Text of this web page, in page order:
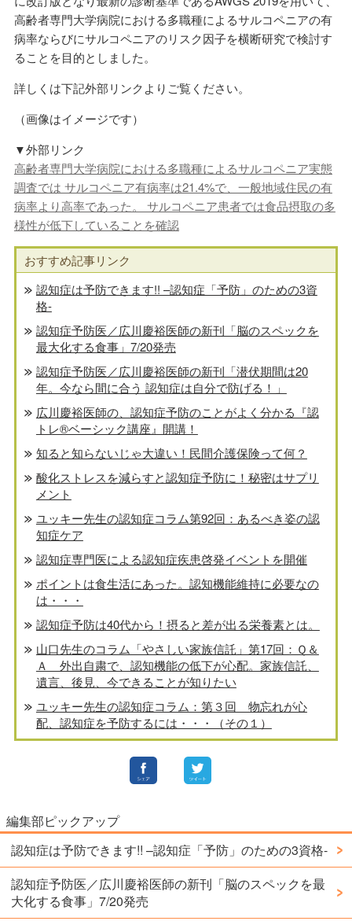
高齢者専門大学病院における多職種によるサルコペニアの有
病率ならびにサルコペニアのリスク因子を横断研究で検討す
ることを目的としました。
詳しくは下記外部リンクよりご覧ください。
（画像はイメージです）
▼外部リンク
高齢者専門大学病院における多職種によるサルコペニア実態
調査では サルコペニア有病率は21.4%で、一般地域住民の有
病率より高率であった。 サルコペニア患者では食品摂取の多
様性が低下していることを確認
おすすめ記事リンク
認知症は予防できます!! –認知症「予防」のための3資
格-
認知症予防医／広川慶裕医師の新刊「脳のスペックを
最大化する食事」7/20発売
認知症予防医／広川慶裕医師の新刊「潜伏期間は20
年。今なら間に合う 認知症は自分で防げる！」
広川慶裕医師の、認知症予防のことがよく分かる『認
トレ®️ベーシック講座』開講！
知ると知らないじゃ大違い！民間介護保険って何？
酸化ストレスを減らすと認知症予防に！秘密はサプリ
メント
ユッキー先生の認知症コラム第92回：あるべき姿の認
知症ケア
認知症専門医による認知症疾患啓発イベントを開催
ポイントは食生活にあった。認知機能維持に必要なの
は・・・
認知症予防は40代から！摂ると差が出る栄養素とは。
山口先生のコラム「やさしい家族信託」第17回：Ｑ＆
Ａ 外出自粛で、認知機能の低下が心配。家族信託、
遺言、後見、今できることが知りたい
ユッキー先生の認知症コラム：第３回 物忘れが心
配、認知症を予防するには・・・（その１）
編集部ピックアップ
認知症は予防できます!! –認知症「予防」のための3資格-
認知症予防医／広川慶裕医師の新刊「脳のスペックを最
大化する食事」7/20発売